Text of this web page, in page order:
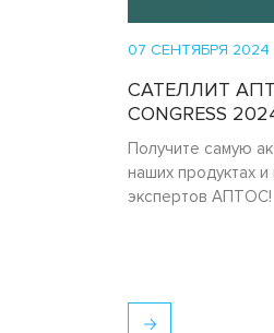
07 СЕНТЯБРЯ 2024
САТЕЛЛИТ
CONGRESS
Получите самую
наших продуктах
экспертов АПТОС!